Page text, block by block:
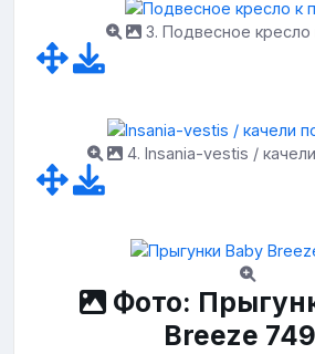
3. Подвесное кресло
4. Insania-vestis /
Фото:
Breeze